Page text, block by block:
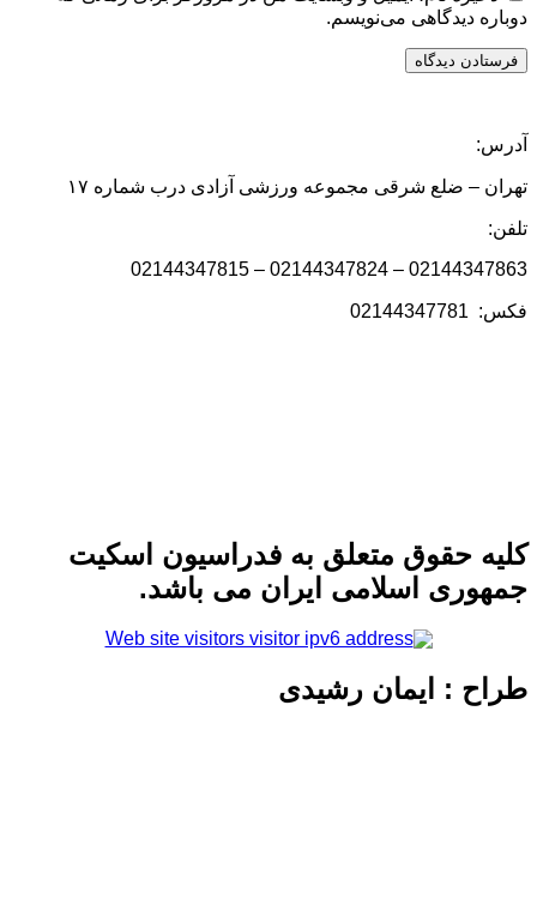
دیدگاهی می‌نویسم.
ضلع شرقی مجموعه ورزشی آزادی درب شماره ۱۷
02144347863 –
حقوق متعلق به فدراسیون اسکیت
اسلامی ایران می باشد.
: ایمان رشیدی